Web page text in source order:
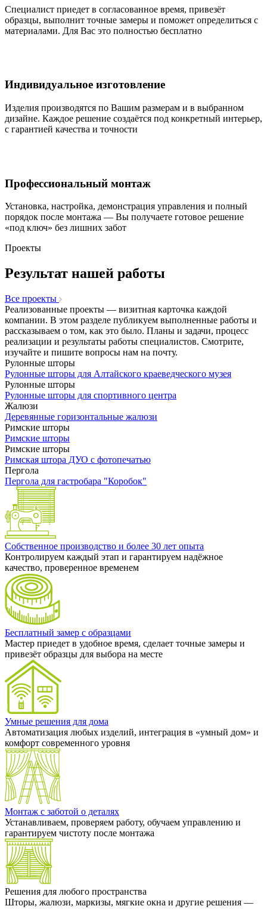
Специалист приедет в согласованное время, привезёт
образцы, выполнит точные замеры и поможет определиться с
материалами. Для Вас это полностью бесплатно
Индивидуальное изготовление
Изделия производятся по Вашим размерам и в выбранном
дизайне. Каждое решение создаётся под конкретный интерьер,
с гарантией качества и точности
Профессиональный монтаж
Установка, настройка, демонстрация управления и полный
порядок после монтажа — Вы получаете готовое решение
«под ключ» без лишних забот
Проекты
Результат нашей работы
Все проекты
Реализованные проекты — визитная карточка каждой
компании. В этом разделе публикуем выполненные работы и
рассказываем о том, как это было. Планы и задачи, процесс
реализации и результаты работы специалистов. Смотрите,
изучайте и пишите вопросы нам на почту.
Рулонные шторы
Рулонные шторы для Алтайского краеведческого музея
Рулонные шторы
Рулонные шторы для спортивного центра
Жалюзи
Деревянные горизонтальные жалюзи
Римские шторы
Римские шторы
Римские шторы
Римская штора ДУО с фотопечатью
Пергола
Пергола для гастробара "Коробок"
Собственное производство и более 30 лет опыта
Контролируем каждый этап и гарантируем надёжное
качество, проверенное временем
Бесплатный замер с образцами
Мастер приедет в удобное время, сделает точные замеры и
привезёт образцы для выбора на месте
Умные решения для дома
Автоматизация любых изделий, интеграция в «умный дом» и
комфорт современного уровня
Монтаж с заботой о деталях
Устанавливаем, проверяем работу, обучаем управлению и
гарантируем чистоту после монтажа
Решения для любого пространства
Шторы, жалюзи, маркизы, мягкие окна и другие решения —